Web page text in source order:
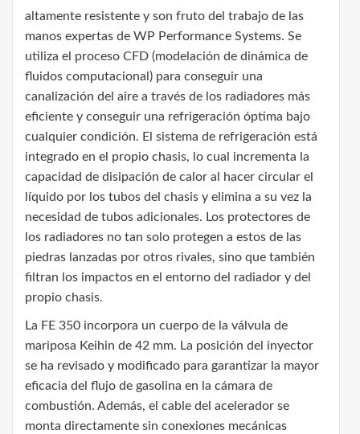
altamente resistente y son fruto del trabajo de las
manos expertas de WP Performance Systems. Se
utiliza el proceso CFD (modelación de dinámica de
fluidos computacional) para conseguir una
canalización del aire a través de los radiadores más
eficiente y conseguir una refrigeración óptima bajo
cualquier condición. El sistema de refrigeración está
integrado en el propio chasis, lo cual incrementa la
capacidad de disipación de calor al hacer circular el
líquido por los tubos del chasis y elimina a su vez la
necesidad de tubos adicionales. Los protectores de
los radiadores no tan solo protegen a estos de las
piedras lanzadas por otros rivales, sino que también
filtran los impactos en el entorno del radiador y del
propio chasis.
La FE 350 incorpora un cuerpo de la válvula de
mariposa Keihin de 42 mm. La posición del inyector
se ha revisado y modificado para garantizar la mayor
eficacia del flujo de gasolina en la cámara de
combustión. Además, el cable del acelerador se
monta directamente sin conexiones mecánicas